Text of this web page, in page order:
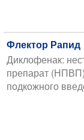
Флектор Рапид
Диклофенак:
препарат
подкожного